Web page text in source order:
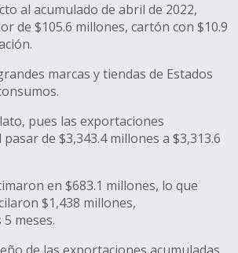
al acumulado de abril de 2022,
de $105.6 millones, cartón con $10.9
marcas y tiendas de Estados
pues las exportaciones
de $3,343.4 millones a $3,313.6
en $683.1 millones, lo que
$1,438 millones,
meses.